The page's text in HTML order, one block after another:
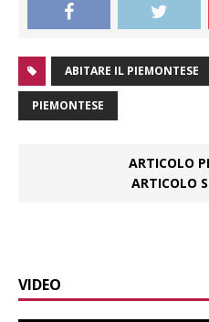
ABITARE IL PIEMONTESE
PIEMONTESE
ARTICOLO
ARTICOLO
VIDEO